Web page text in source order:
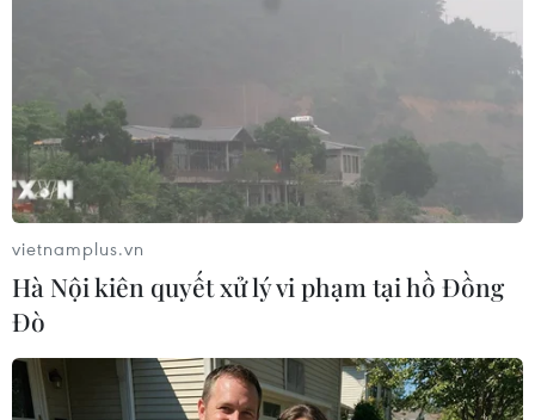
TIN LIÊN QUAN
vietnamplus.vn
Hà Nội kiên quyết xử lý vi phạm tại hồ Đồng
Đò